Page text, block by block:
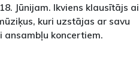
Jūnijam. Ikviens klausītājs
kuri uzstājas ar savu
ansambļu koncertiem.